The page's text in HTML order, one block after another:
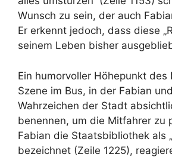
Wunsch zu sein, der auch
Er erkennt jedoch, dass diese
seinem Leben bisher
Ein humorvoller Höhepunkt des
Szene im Bus, in der Fabian
Wahrzeichen der Stadt
benennen, um die Mitfahrer zu
Fabian die Staatsbibliothek als
bezeichnet (Zeile 1225),